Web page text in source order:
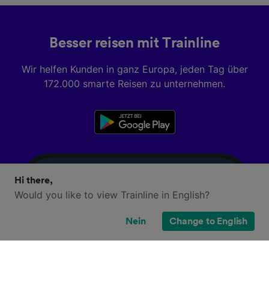
Besser reisen mit Trainline
Wir helfen Kunden in ganz Europa, jeden Tag über
172.000 smarte Reisen zu unternehmen.
Hi there,
Would you like to view Trainline in English?
Nein Change to English